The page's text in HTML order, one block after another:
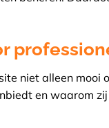
niet alleen mooi
en waarom